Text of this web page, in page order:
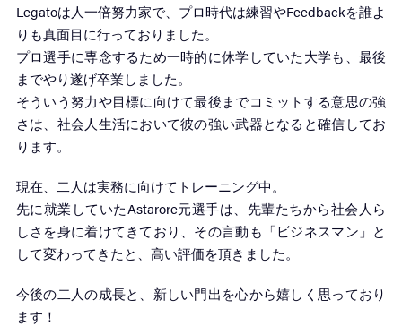
Legatoは人一倍努力家で、プロ時代は練習やFeedbackを誰よ
りも真面目に行っておりました。
プロ選手に専念するため一時的に休学していた大学も、最後
までやり遂げ卒業しました。
そういう努力や目標に向けて最後までコミットする意思の強
さは、社会人生活において彼の強い武器となると確信してお
ります。
現在、二人は実務に向けてトレーニング中。
先に就業していたAstarore元選手は、先輩たちから社会人ら
しさを身に着けてきており、その言動も「ビジネスマン」と
して変わってきたと、高い評価を頂きました。
今後の二人の成長と、新しい門出を心から嬉しく思っており
ます！